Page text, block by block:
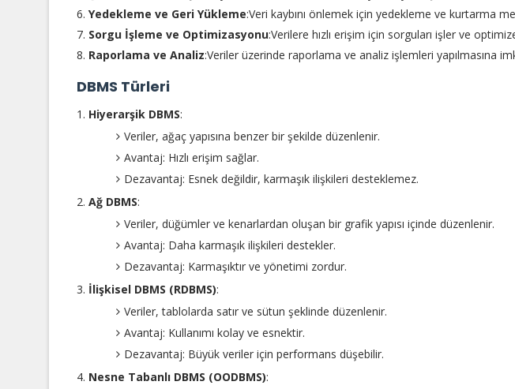
Yedekleme ve Geri Yükleme:Veri kaybını önlemek için yedekleme ve kurtarma
Sorgu İşleme ve Optimizasyonu:Verilere hızlı erişim için sorguları işler ve
Raporlama ve Analiz:Veriler üzerinde raporlama ve analiz işlemleri yapılmasına
DBMS Türleri
Hiyerarşik DBMS:
Veriler, ağaç yapısına benzer bir şekilde düzenlenir.
Avantaj: Hızlı erişim sağlar.
Dezavantaj: Esnek değildir, karmaşık ilişkileri desteklemez.
Ağ DBMS:
Veriler, düğümler ve kenarlardan oluşan bir grafik yapısı içinde düzenlenir.
Avantaj: Daha karmaşık ilişkileri destekler.
Dezavantaj: Karmaşıktır ve yönetimi zordur.
İlişkisel DBMS (RDBMS):
Veriler, tablolarda satır ve sütun şeklinde düzenlenir.
Avantaj: Kullanımı kolay ve esnektir.
Dezavantaj: Büyük veriler için performans düşebilir.
Nesne Tabanlı DBMS (OODBMS):